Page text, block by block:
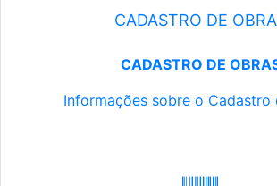
CADASTRO DE
CADASTRO DE
Informações sobre o Cadastro